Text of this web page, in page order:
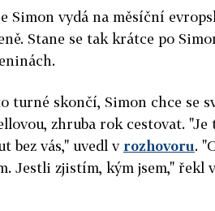
Simon vydá na měsíční
Stane se tak krátce po
turné skončí, Simon chce se
zhruba rok cestovat. "Je
bez vás," uvedl v rozhovoru.
Jestli zjistím, kým jsem," řekl